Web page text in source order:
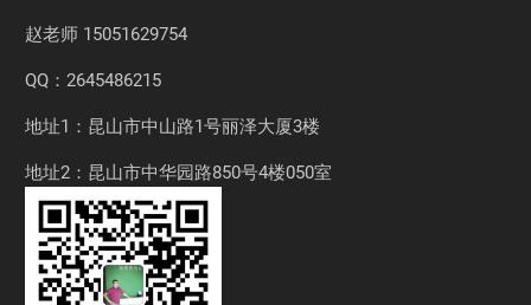
赵老师 15051629754
QQ：2645486215
地址1：昆山市中山路1号丽泽大厦3楼
地址2：昆山市中华园路850号4楼050室